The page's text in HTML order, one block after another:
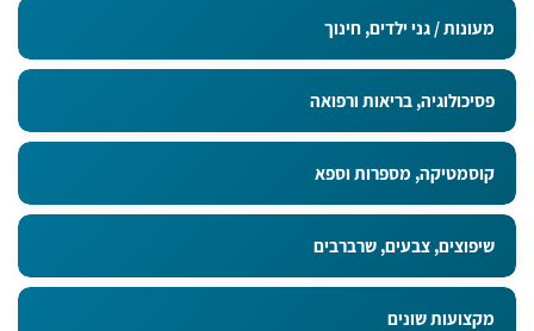
מעונות / גני ילדים, חינוך
פסיכולוגיה, בריאות ורפואה
קוסמטיקה, מספרות וספא
שיפוצים, צבעים, שרברבים
מקצועות שונים